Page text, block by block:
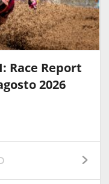
Race Report
2026